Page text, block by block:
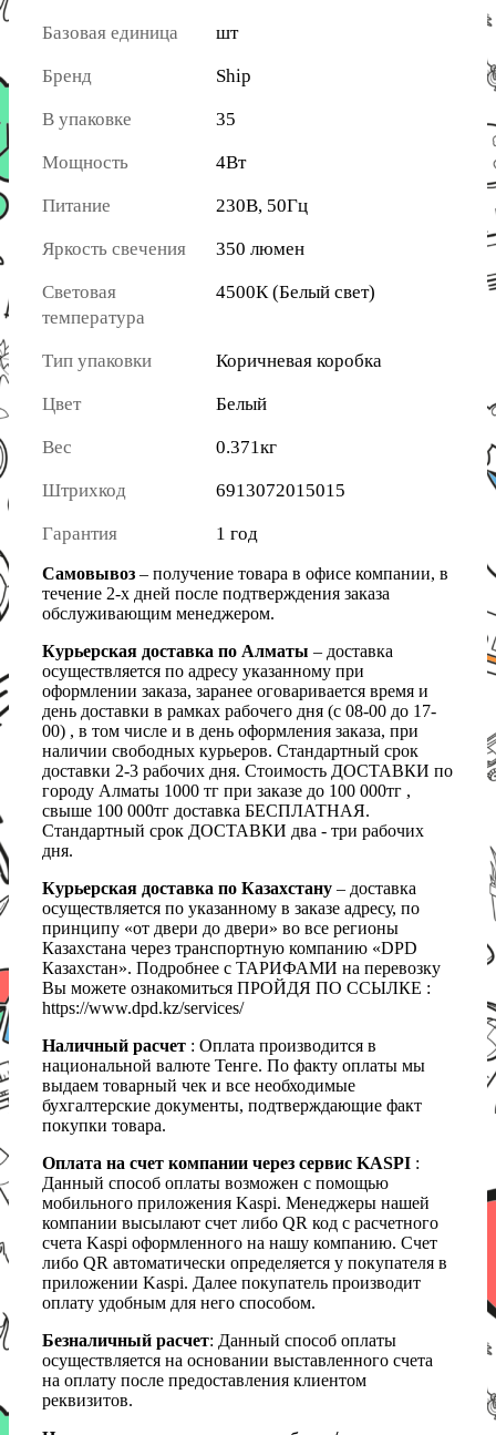
Базовая единица шт
Бренд Ship
В упаковке 35
Мощность 4Вт
Питание 230В, 50Гц
Яркость свечения 350 люмен
Световая
температура
4500К (Белый свет)
Тип упаковки Коричневая коробка
Цвет Белый
Вес 0.371кг
Штрихкод 6913072015015
Гарантия 1 год
Самовывоз – получение товара в офисе компании, в
течение 2-х дней после подтверждения заказа
обслуживающим менеджером.
Курьерская доставка по Алматы – доставка
осуществляется по адресу указанному при
оформлении заказа, заранее оговаривается время и
день доставки в рамках рабочего дня (с 08-00 до 17-
00) , в том числе и в день оформления заказа, при
наличии свободных курьеров. Стандартный срок
доставки 2-3 рабочих дня. Стоимость ДОСТАВКИ по
городу Алматы 1000 тг при заказе до 100 000тг ,
свыше 100 000тг доставка БЕСПЛАТНАЯ.
Стандартный срок ДОСТАВКИ два - три рабочих
дня.
Курьерская доставка по Казахстану – доставка
осуществляется по указанному в заказе адресу, по
принципу «от двери до двери» во все регионы
Казахстана через транспортную компанию «DPD
Казахстан». Подробнее с ТАРИФАМИ на перевозку
Вы можете ознакомиться ПРОЙДЯ ПО ССЫЛКЕ :
https://www.dpd.kz/services/
Наличный расчет : Оплата производится в
национальной валюте Тенге. По факту оплаты мы
выдаем товарный чек и все необходимые
бухгалтерские документы, подтверждающие факт
покупки товара.
Оплата на счет компании через сервис KASPI :
Данный способ оплаты возможен с помощью
мобильного приложения Kaspi. Менеджеры нашей
компании высылают счет либо QR код с расчетного
счета Kaspi оформленного на нашу компанию. Счет
либо QR автоматически определяется у покупателя в
приложении Kaspi. Далее покупатель производит
оплату удобным для него способом.
Безналичный расчет: Данный способ оплаты
осуществляется на основании выставленного счета
на оплату после предоставления клиентом
реквизитов.